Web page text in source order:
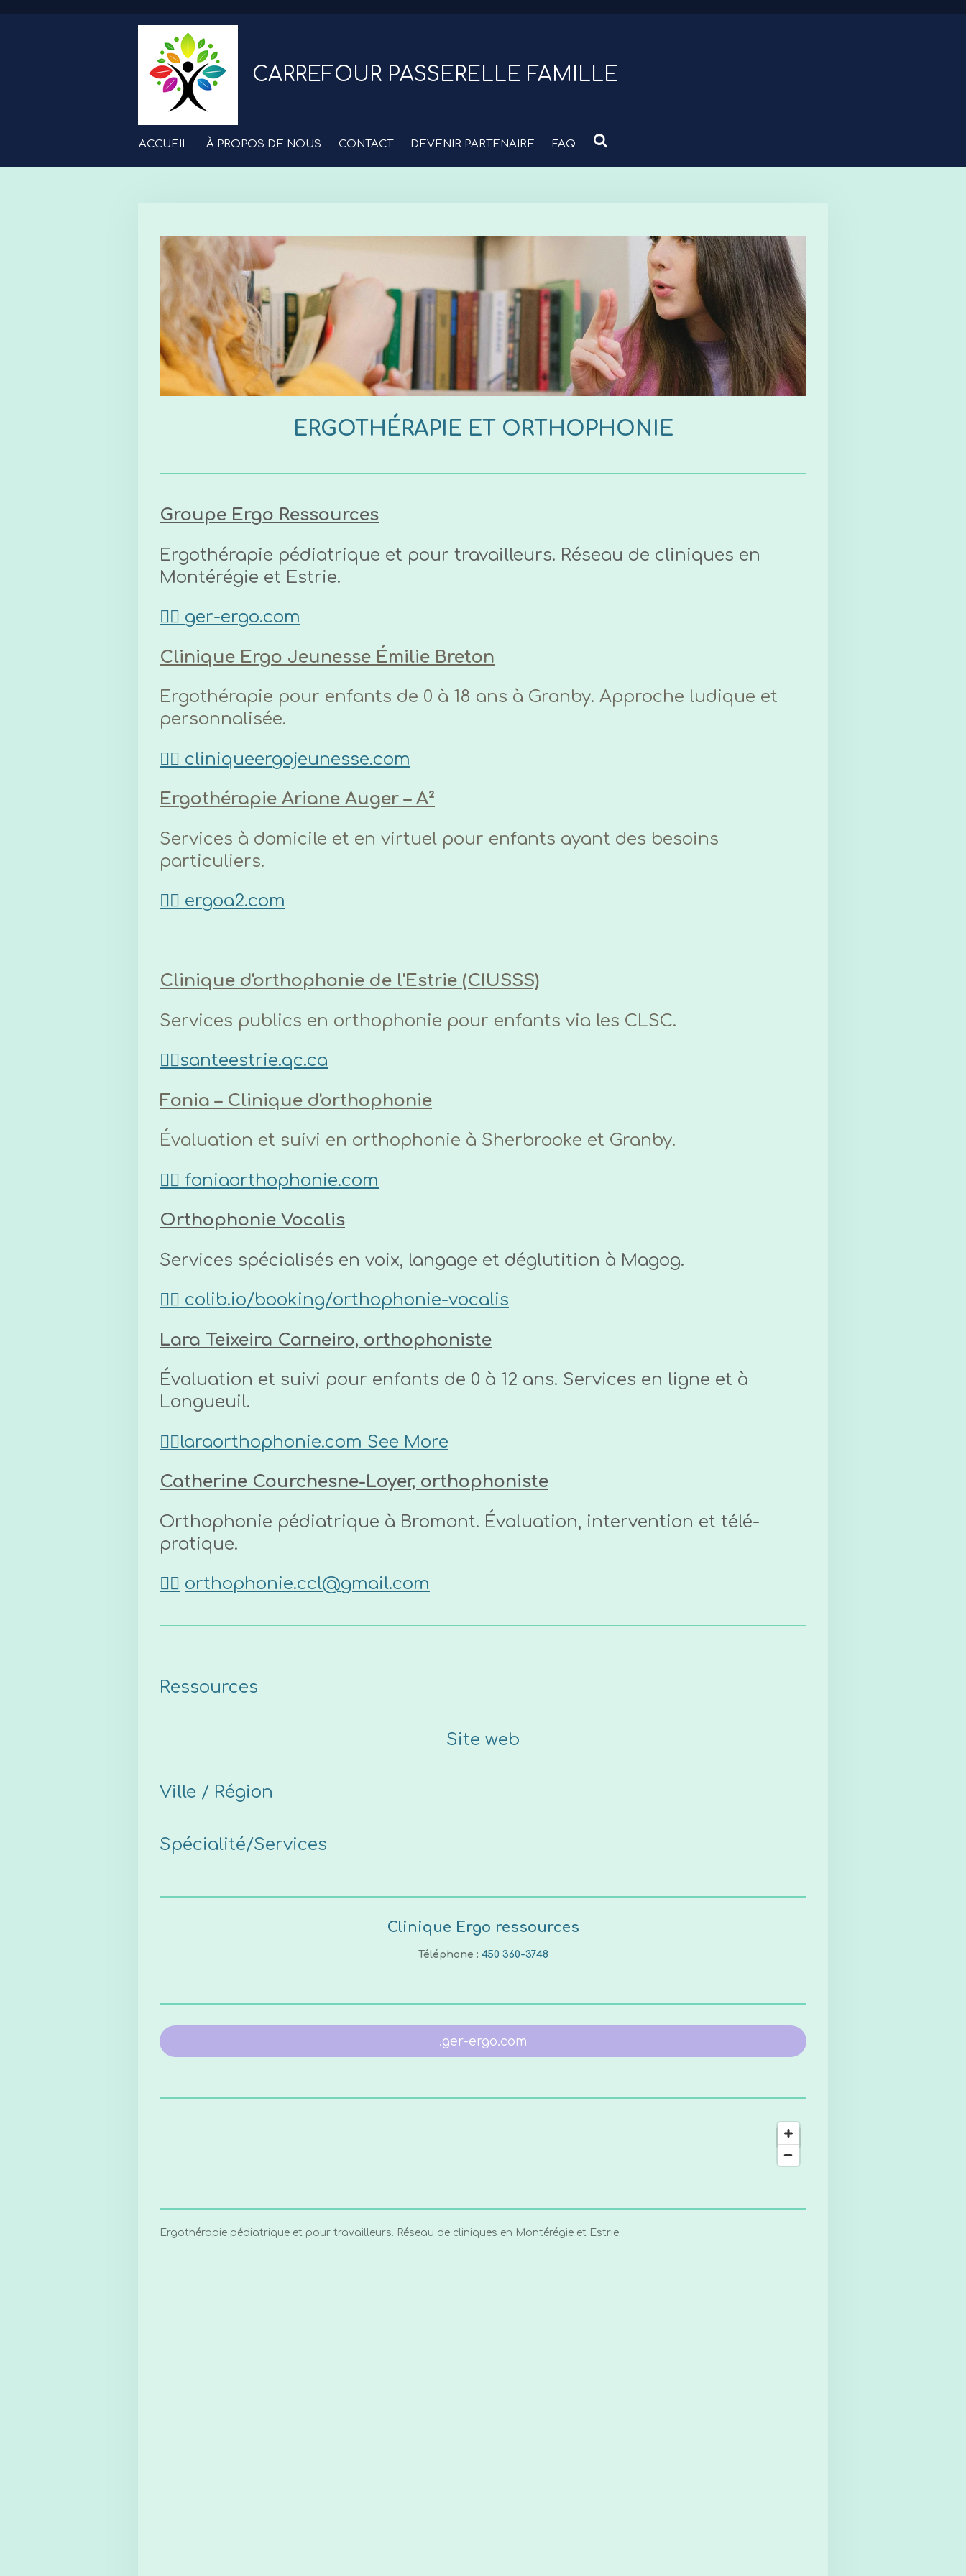
CARREFOUR PASSERELLE FAMILLE
ACCUEIL À PROPOS DE NOUS CONTACT DEVENIR PARTENAIRE FAQ
ERGOTHÉRAPIE ET ORTHOPHONIE
Groupe Ergo Ressources
Ergothérapie pédiatrique et pour travailleurs. Réseau de cliniques en
Montérégie et Estrie.
👉🏼 ger-ergo.com
Clinique Ergo Jeunesse Émilie Breton
Ergothérapie pour enfants de 0 à 18 ans à Granby. Approche ludique et
personnalisée.
👉🏼 cliniqueergojeunesse.com
Ergothérapie Ariane Auger – A²
Services à domicile et en virtuel pour enfants ayant des besoins
particuliers.
👉🏼 ergoa2.com
Clinique d'orthophonie de l'Estrie (CIUSSS)
Services publics en orthophonie pour enfants via les CLSC.
👉🏼santeestrie.qc.ca
Fonia – Clinique d'orthophonie
Évaluation et suivi en orthophonie à Sherbrooke et Granby.
👉🏼 foniaorthophonie.com
Orthophonie Vocalis
Services spécialisés en voix, langage et déglutition à Magog.
👉🏼 colib.io/booking/orthophonie-vocalis
Lara Teixeira Carneiro, orthophoniste
Évaluation et suivi pour enfants de 0 à 12 ans. Services en ligne et à
Longueuil.
👉🏼laraorthophonie.com See More
Catherine Courchesne-Loyer, orthophoniste
Orthophonie pédiatrique à Bromont. Évaluation, intervention et télé-
pratique.
👉🏼 orthophonie.ccl@gmail.com
Ressources
Site web
Ville / Région
Spécialité/Services
Clinique Ergo ressources
Téléphone : 450 360-3748
.ger-ergo.com
Ergothérapie pédiatrique et pour travailleurs. Réseau de cliniques en Montérégie et Estrie.